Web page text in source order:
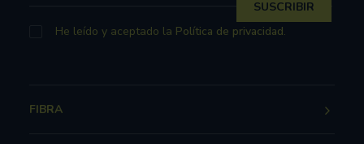
He leído y aceptado la Política de privacidad.
FIBRA